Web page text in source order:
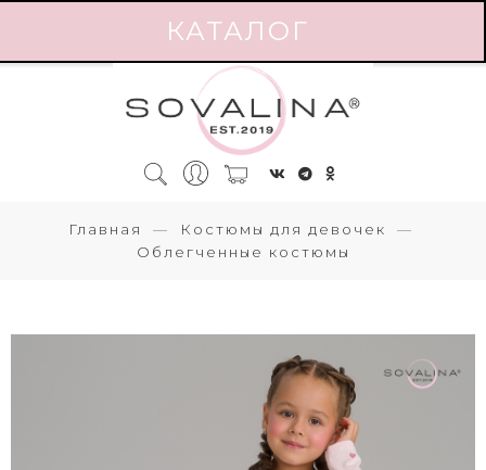
КАТАЛОГ
Главная
Костюмы для девочек
Облегченные костюмы